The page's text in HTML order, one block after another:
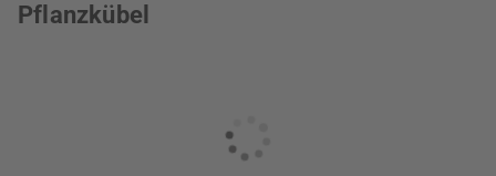
Pflanzkübel